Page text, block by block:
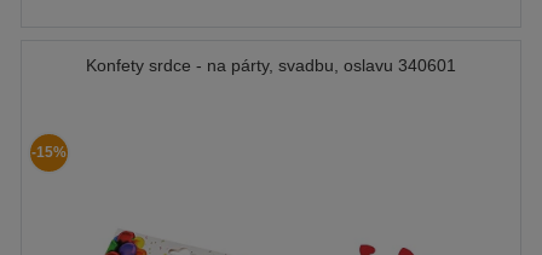
Konfety srdce - na párty, svadbu, oslavu 340601
-15%